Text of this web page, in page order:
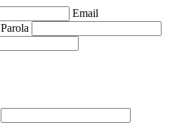
Email
Parola